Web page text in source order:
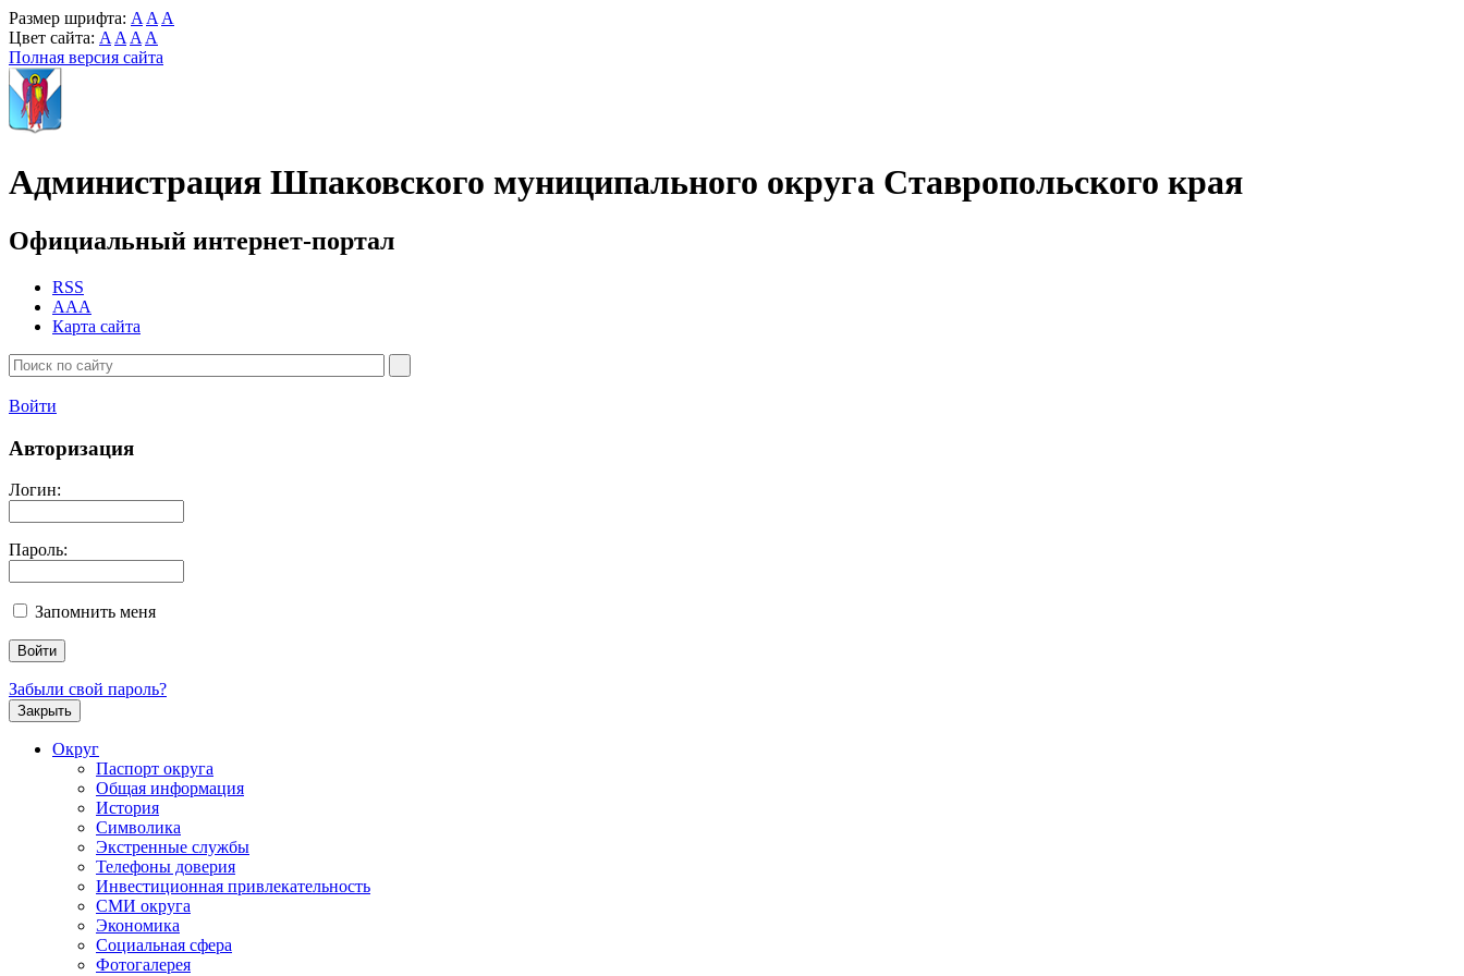
Размер шрифта: A A A
Цвет сайта: A A A A
Полная версия сайта
Администрация Шпаковского муниципального округа Ставропольского края
Официальный интернет-портал
RSS
AAA
Карта сайта
Войти
Авторизация
Логин:
Пароль:
Запомнить меня
Забыли свой пароль?
Закрыть
Округ
Паспорт округа
Общая информация
История
Символика
Экстренные службы
Телефоны доверия
Инвестиционная привлекательность
СМИ округа
Экономика
Социальная сфера
Фотогалерея